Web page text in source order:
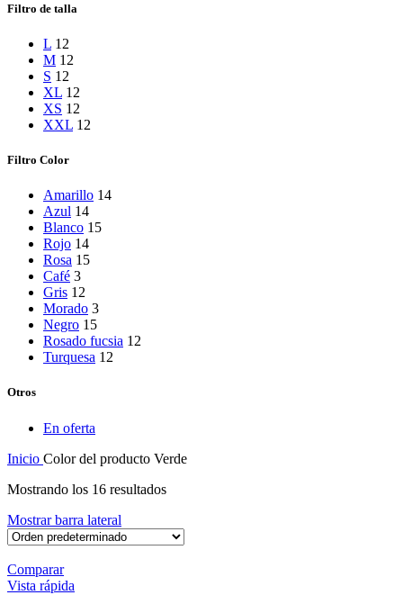
Filtro de talla
L 12
M 12
S 12
XL 12
XS 12
XXL 12
Filtro Color
Amarillo 14
Azul 14
Blanco 15
Rojo 14
Rosa 15
Café 3
Gris 12
Morado 3
Negro 15
Rosado fucsia 12
Turquesa 12
Otros
En oferta
Inicio Color del producto Verde
Mostrando los 16 resultados
Mostrar barra lateral
Comparar
Vista rápida